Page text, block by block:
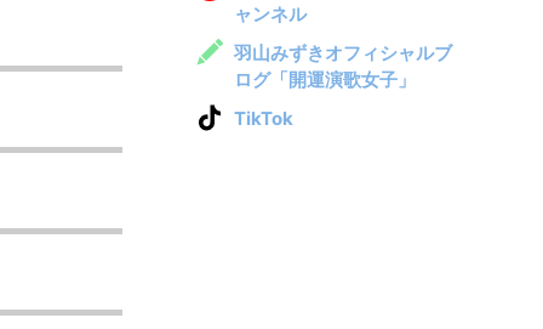
ャンネル
羽山みずきオフィシャルブ
ログ「開運演歌女子」
TikTok